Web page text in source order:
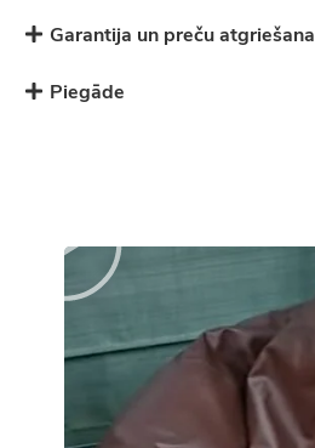
Garantija un preču atgriešana
Piegāde